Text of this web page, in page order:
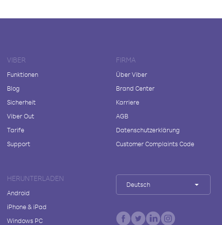
VIBER
Funktionen
Blog
Sicherheit
Viber Out
Tarife
Support
FIRMA
Über Viber
Brand Center
Karriere
AGB
Datenschutzerklärung
Customer Complaints Code
HERUNTERLADEN
Android
iPhone & iPad
Windows PC
Deutsch